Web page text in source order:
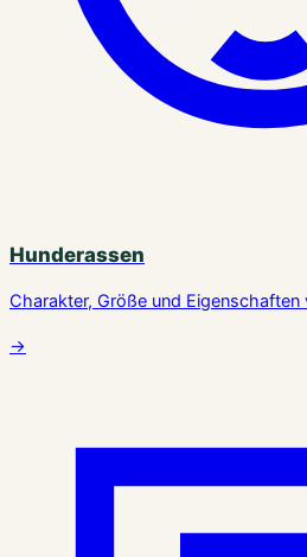
Hunderassen
Charakter, Größe und Eigenschaften
→